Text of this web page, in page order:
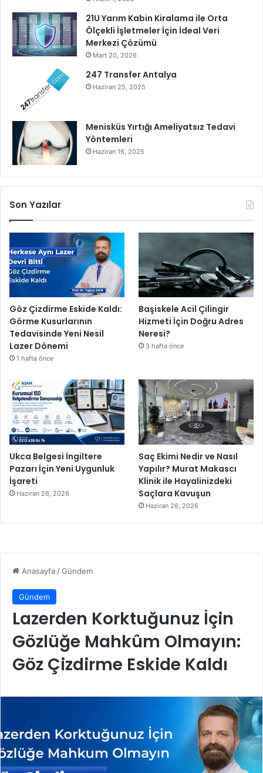
21U Yarım Kabin Kiralama ile Orta
Ölçekli İşletmeler İçin İdeal Veri
Merkezi Çözümü
Mart 20, 2026
247 Transfer Antalya
Haziran 25, 2025
Menisküs Yırtığı Ameliyatsız Tedavi
Yöntemleri
Haziran 16, 2025
Son Yazılar
Göz Çizdirme Eskide Kaldı:
Görme Kusurlarının
Tedavisinde Yeni Nesil
Lazer Dönemi
1 hafta önce
Başiskele Acil Çilingir
Hizmeti İçin Doğru Adres
Neresi?
3 hafta önce
Ukca Belgesi İngiltere
Pazarı İçin Yeni Uygunluk
İşareti
Haziran 26, 2026
Saç Ekimi Nedir ve Nasıl
Yapılır? Murat Makascı
Klinik ile Hayalinizdeki
Saçlara Kavuşun
Haziran 26, 2026